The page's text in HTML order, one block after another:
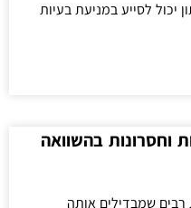
יכול לסייע במניעת בעיות
וחסרונות בהשוואה
רבים שמבדילים אותה